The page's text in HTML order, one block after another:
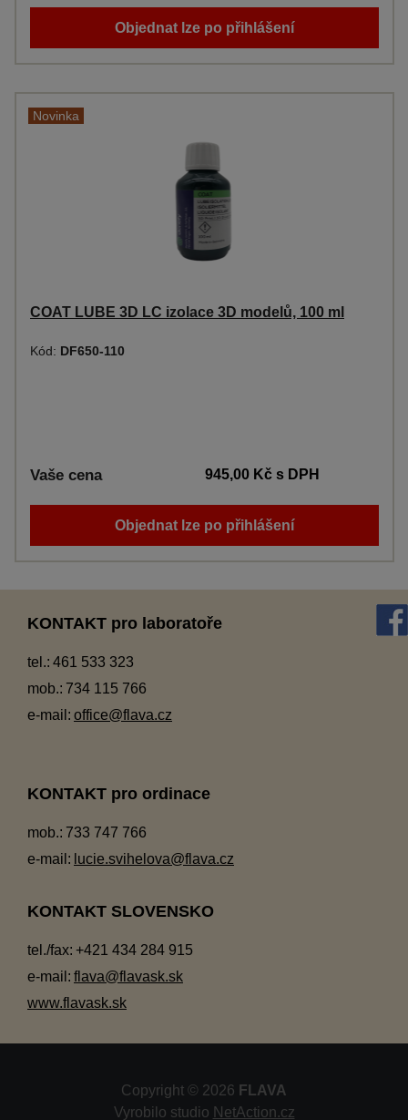
Objednat lze po přihlášení
Novinka
COAT LUBE 3D LC izolace 3D modelů, 100 ml
Kód: DF650-110
Vaše cena 945,00 Kčs DPH
Objednat lze po přihlášení
KONTAKT pro laboratoře
tel.: 461 533 323
mob.: 734 115 766
e-mail: office@flava.cz
KONTAKT pro ordinace
mob.: 733 747 766
e-mail: lucie.svihelova@flava.cz
KONTAKT SLOVENSKO
tel./fax: +421 434 284 915
e-mail: flava@flavask.sk
www.flavask.sk
Copyright © 2026 FLAVA
Vyrobilo studio NetAction.cz